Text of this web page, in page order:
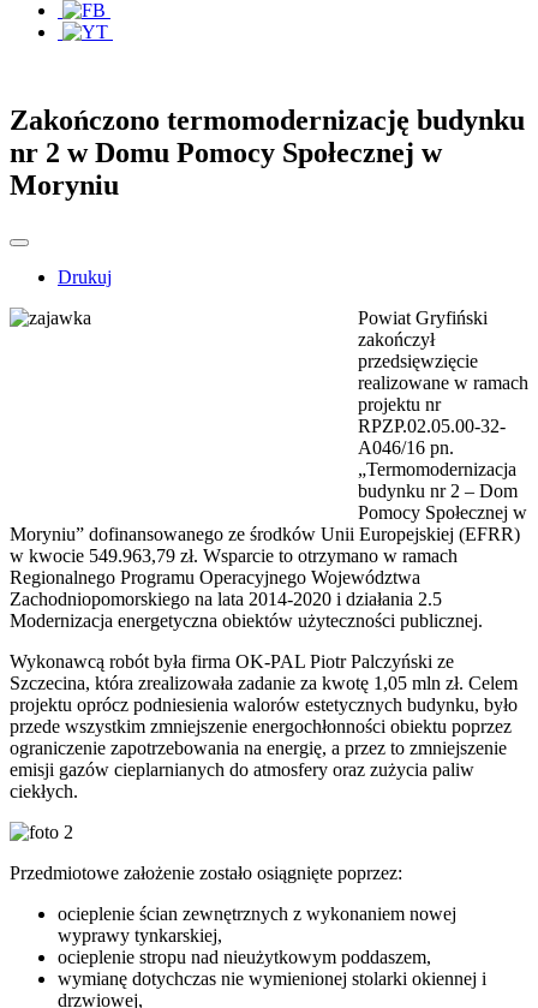
Zakończono termomodernizację budynku
nr 2 w Domu Pomocy Społecznej w
Moryniu
Drukuj
Powiat Gryfiński
zakończył
przedsięwzięcie
realizowane w ramach
projektu nr
RPZP.02.05.00-32-
A046/16 pn.
„Termomodernizacja
budynku nr 2 – Dom
Pomocy Społecznej w
Moryniu” dofinansowanego ze środków Unii Europejskiej (EFRR)
w kwocie 549.963,79 zł. Wsparcie to otrzymano w ramach
Regionalnego Programu Operacyjnego Województwa
Zachodniopomorskiego na lata 2014-2020 i działania 2.5
Modernizacja energetyczna obiektów użyteczności publicznej.
Wykonawcą robót była firma OK-PAL Piotr Palczyński ze
Szczecina, która zrealizowała zadanie za kwotę 1,05 mln zł. Celem
projektu oprócz podniesienia walorów estetycznych budynku, było
przede wszystkim zmniejszenie energochłonności obiektu poprzez
ograniczenie zapotrzebowania na energię, a przez to zmniejszenie
emisji gazów cieplarnianych do atmosfery oraz zużycia paliw
ciekłych.
Przedmiotowe założenie zostało osiągnięte poprzez:
ocieplenie ścian zewnętrznych z wykonaniem nowej
wyprawy tynkarskiej,
ocieplenie stropu nad nieużytkowym poddaszem,
wymianę dotychczas nie wymienionej stolarki okiennej i
drzwiowej,